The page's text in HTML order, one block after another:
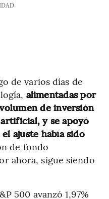
de varios días de
alimentadas por
de inversión
y se apoyó
ajuste había sido
de fondo
ahora, sigue siendo
500 avanzó 1,97%